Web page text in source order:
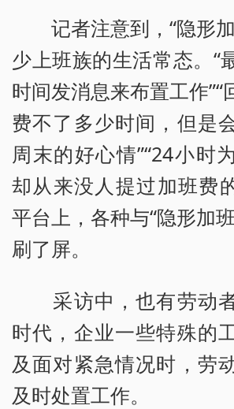
记者注意到，“隐形加
少上班族的生活常态。“
时间发消息来布置工作”“
费不了多少时间，但是
周末的好心情”“24小时
却从来没人提过加班费
平台上，各种与“隐形加
刷了屏。
采访中，也有劳动
时代，企业一些特殊的
及面对紧急情况时，劳
及时处置工作。